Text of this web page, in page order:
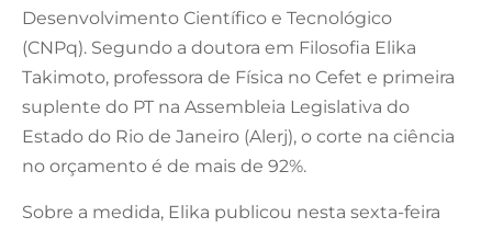
Desenvolvimento Científico e Tecnológico
(CNPq). Segundo a doutora em Filosofia Elika
Takimoto, professora de Física no Cefet e primeira
suplente do PT na Assembleia Legislativa do
Estado do Rio de Janeiro (Alerj), o corte na ciência
no orçamento é de mais de 92%.
Sobre a medida, Elika publicou nesta sexta-feira